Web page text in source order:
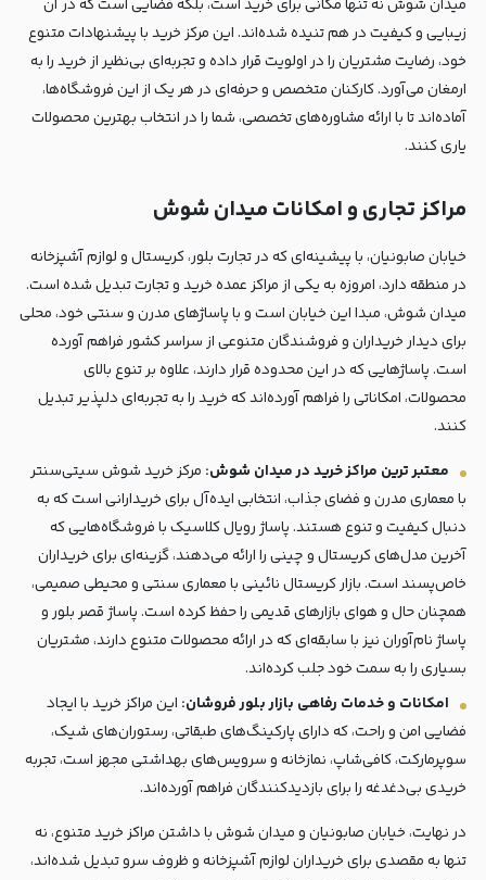
میدان شوش نه تنها مکانی برای خرید است، بلکه فضایی است که در آن
زیبایی و کیفیت در هم تنیده شده‌اند. این مرکز خرید با پیشنهادات متنوع
خود، رضایت مشتریان را در اولویت قرار داده و تجربه‌ای بی‌نظیر از خرید را به
ارمغان می‌آورد. کارکنان متخصص و حرفه‌ای در هر یک از این فروشگاه‌ها،
آماده‌اند تا با ارائه مشاوره‌های تخصصی، شما را در انتخاب بهترین محصولات
یاری کنند.
مراکز تجاری و امکانات میدان شوش
خیابان صابونیان، با پیشینه‌ای که در تجارت بلور، کریستال و لوازم آشپزخانه
در منطقه دارد، امروزه به یکی از مراکز عمده خرید و تجارت تبدیل شده است.
میدان شوش، مبدا این خیابان است و با پاساژهای مدرن و سنتی خود، محلی
برای دیدار خریداران و فروشندگان متنوعی از سراسر کشور فراهم آورده
است. پاساژهایی که در این محدوده قرار دارند، علاوه بر تنوع بالای
محصولات، امکاناتی را فراهم آورده‌اند که خرید را به تجربه‌ای دلپذیر تبدیل
کنند.
معتبر ترین مراکز خرید در میدان شوش: مرکز خرید شوش سیتی‌سنتر
با معماری مدرن و فضای جذاب، انتخابی ایده‌آل برای خریدارانی است که به
دنبال کیفیت و تنوع هستند. پاساژ رویال کلاسیک با فروشگاه‌هایی که
آخرین مدل‌های کریستال و چینی را ارائه می‌دهند، گزینه‌ای برای خریداران
خاص‌پسند است. بازار کریستال نائینی با معماری سنتی و محیطی صمیمی،
همچنان حال و هوای بازارهای قدیمی را حفظ کرده است. پاساژ قصر بلور و
پاساژ نام‌آوران نیز با سابقه‌ای که در ارائه محصولات متنوع دارند، مشتریان
بسیاری را به سمت خود جلب کرده‌اند.
امکانات و خدمات رفاهی بازار بلور فروشان: این مراکز خرید با ایجاد
فضایی امن و راحت، که دارای پارکینگ‌های طبقاتی، رستوران‌های شیک،
سوپرمارکت، کافی‌شاپ، نمازخانه و سرویس‌های بهداشتی مجهز است، تجربه
خریدی بی‌دغدغه را برای بازدیدکنندگان فراهم آورده‌اند.
در نهایت، خیابان صابونیان و میدان شوش با داشتن مراکز خرید متنوع، نه
تنها به مقصدی برای خریداران لوازم آشپزخانه و ظروف سرو تبدیل شده‌اند،